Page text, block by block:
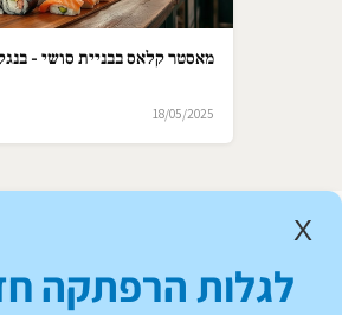
מאסטר קלאס בבניית סושי -
18/05/2025
X
לגלות הרפתקה